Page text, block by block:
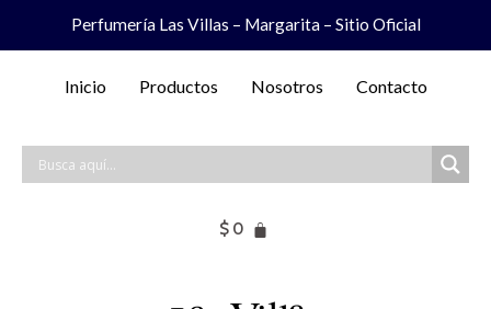
Perfumería Las Villas – Margarita – Sitio Oficial
Inicio Productos Nosotros Contacto
$ 0